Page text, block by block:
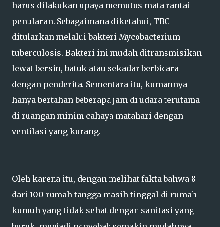
harus dilakukan upaya memutus mata rantai
penularan. Sebagaimana diketahui, TBC
ditularkan melalui bakteri Mycobacterium
tuberculosis. Bakteri ini mudah ditransmisikan
lewat bersin, batuk atau sekadar berbicara
dengan penderita. Sementara itu, kumannya
hanya bertahan beberapa jam di udara terutama
di ruangan minim cahaya matahari dengan
ventilasi yang kurang.
Oleh karena itu, dengan melihat fakta bahwa 8
dari 100 rumah tangga masih tinggal di rumah
kumuh yang tidak sehat dengan sanitasi yang